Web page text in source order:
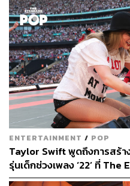
จะต้องร้องอ๋อ ได้รับความนิ
แต่แม่มะลิยังคงสร้างความสุ
นอนหลับสลับกับการเล่นน้ำบ
แม่มะลิเพิ่งฉลองอายุครบ
มีลูกเต็มบ้านหลานเต็มสวนสั
ENTERTAINMENT / POP
Taylor Swift พูดถึงการสร้า
รุ่นเด็กช่วงเพลง ‘22’ ที่ The